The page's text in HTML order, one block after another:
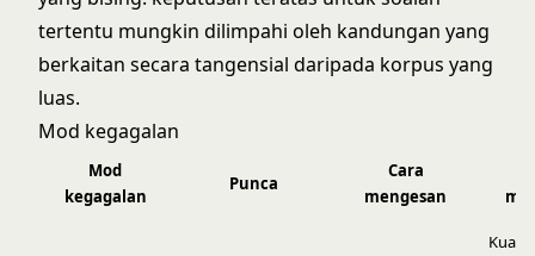
tertentu mungkin dilimpahi oleh kandungan yang
berkaitan secara tangensial daripada korpus yang
luas.
Mod kegagalan
Mod
kegagalan
Punca
Cara
mengesan